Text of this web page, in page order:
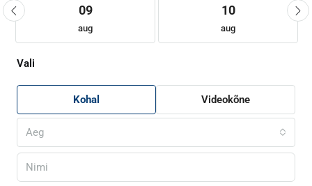
09
aug
10
aug
Vali
Kohal Videokõne
Aeg